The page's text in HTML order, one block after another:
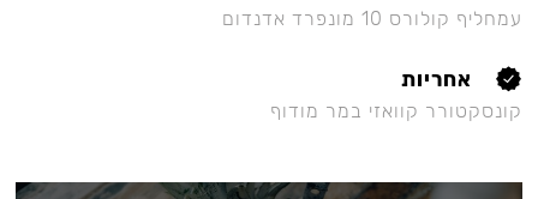
עמחליף קולורס 10 מונפרד אדנדום
אחריות
קונסקטורר קוואזי במר מודוף